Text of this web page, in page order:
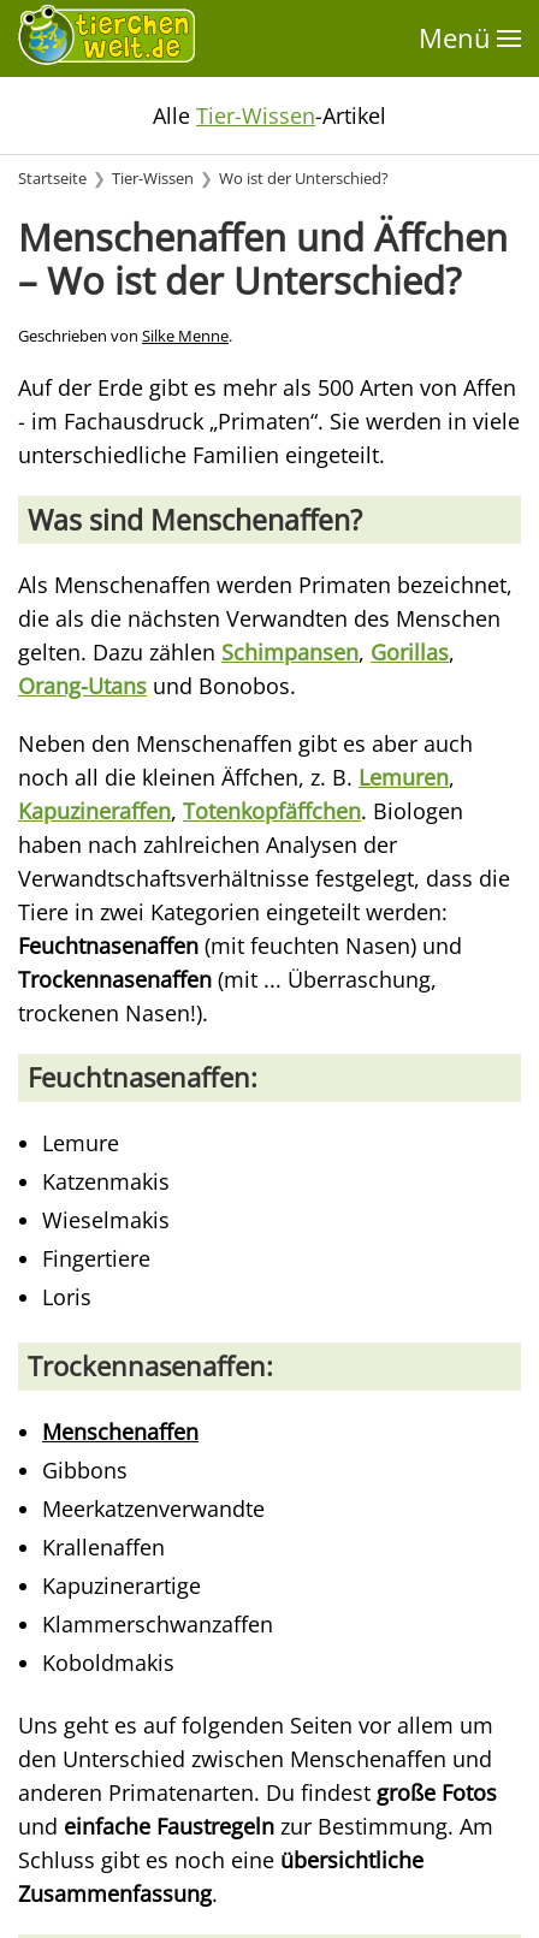
Menü
Alle Tier-Wissen-Artikel
Startseite Tier-Wissen Wo ist der Unterschied?
Menschenaffen und Äffchen
– Wo ist der Unterschied?
Geschrieben von Silke Menne.
Auf der Erde gibt es mehr als 500 Arten von Affen
- im Fachausdruck „Primaten“. Sie werden in viele
unterschiedliche Familien eingeteilt.
Was sind Menschenaffen?
Als Menschenaffen werden Primaten bezeichnet,
die als die nächsten Verwandten des Menschen
gelten. Dazu zählen Schimpansen, Gorillas,
Orang-Utans und Bonobos.
Neben den Menschenaffen gibt es aber auch
noch all die kleinen Äffchen, z. B. Lemuren,
Kapuzineraffen, Totenkopfäffchen. Biologen
haben nach zahlreichen Analysen der
Verwandtschaftsverhältnisse festgelegt, dass die
Tiere in zwei Kategorien eingeteilt werden:
Feuchtnasenaffen (mit feuchten Nasen) und
Trockennasenaffen (mit ... Überraschung,
trockenen Nasen!).
Feuchtnasenaffen:
Lemure
Katzenmakis
Wieselmakis
Fingertiere
Loris
Trockennasenaffen:
Menschenaffen
Gibbons
Meerkatzenverwandte
Krallenaffen
Kapuzinerartige
Klammerschwanzaffen
Koboldmakis
Uns geht es auf folgenden Seiten vor allem um
den Unterschied zwischen Menschenaffen und
anderen Primatenarten. Du findest große Fotos
und einfache Faustregeln zur Bestimmung. Am
Schluss gibt es noch eine übersichtliche
Zusammenfassung.